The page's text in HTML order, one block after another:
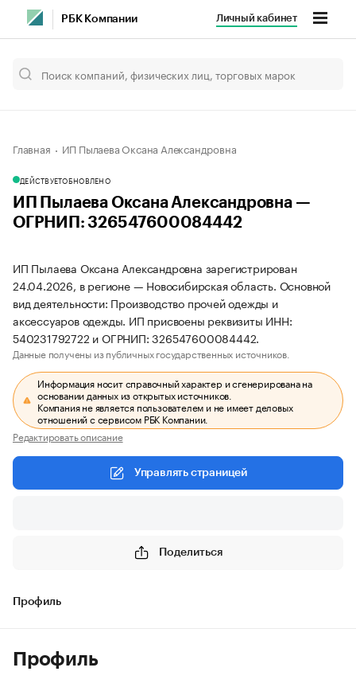
РБК Компании Личный кабинет
Главная ИП Пылаева Оксана Александровна
ДЕЙСТВУЕТОБНОВЛЕНО
ИП Пылаева Оксана Александровна —
ОГРНИП: 326547600084442
ИП Пылаева Оксана Александровна зарегистрирован
24.04.2026, в регионе — Новосибирская область. Основной
вид деятельности: Производство прочей одежды и
аксессуаров одежды. ИП присвоены реквизиты ИНН:
540231792722 и ОГРНИП: 326547600084442.
Данные получены из публичных государственных источников.
Информация носит справочный характер и сгенерирована на
основании данных из открытых источников.
Компания не является пользователем и не имеет деловых
отношений с сервисом РБК Компании.
Редактировать описание
Управлять страницей
Поделиться
Профиль
Профиль